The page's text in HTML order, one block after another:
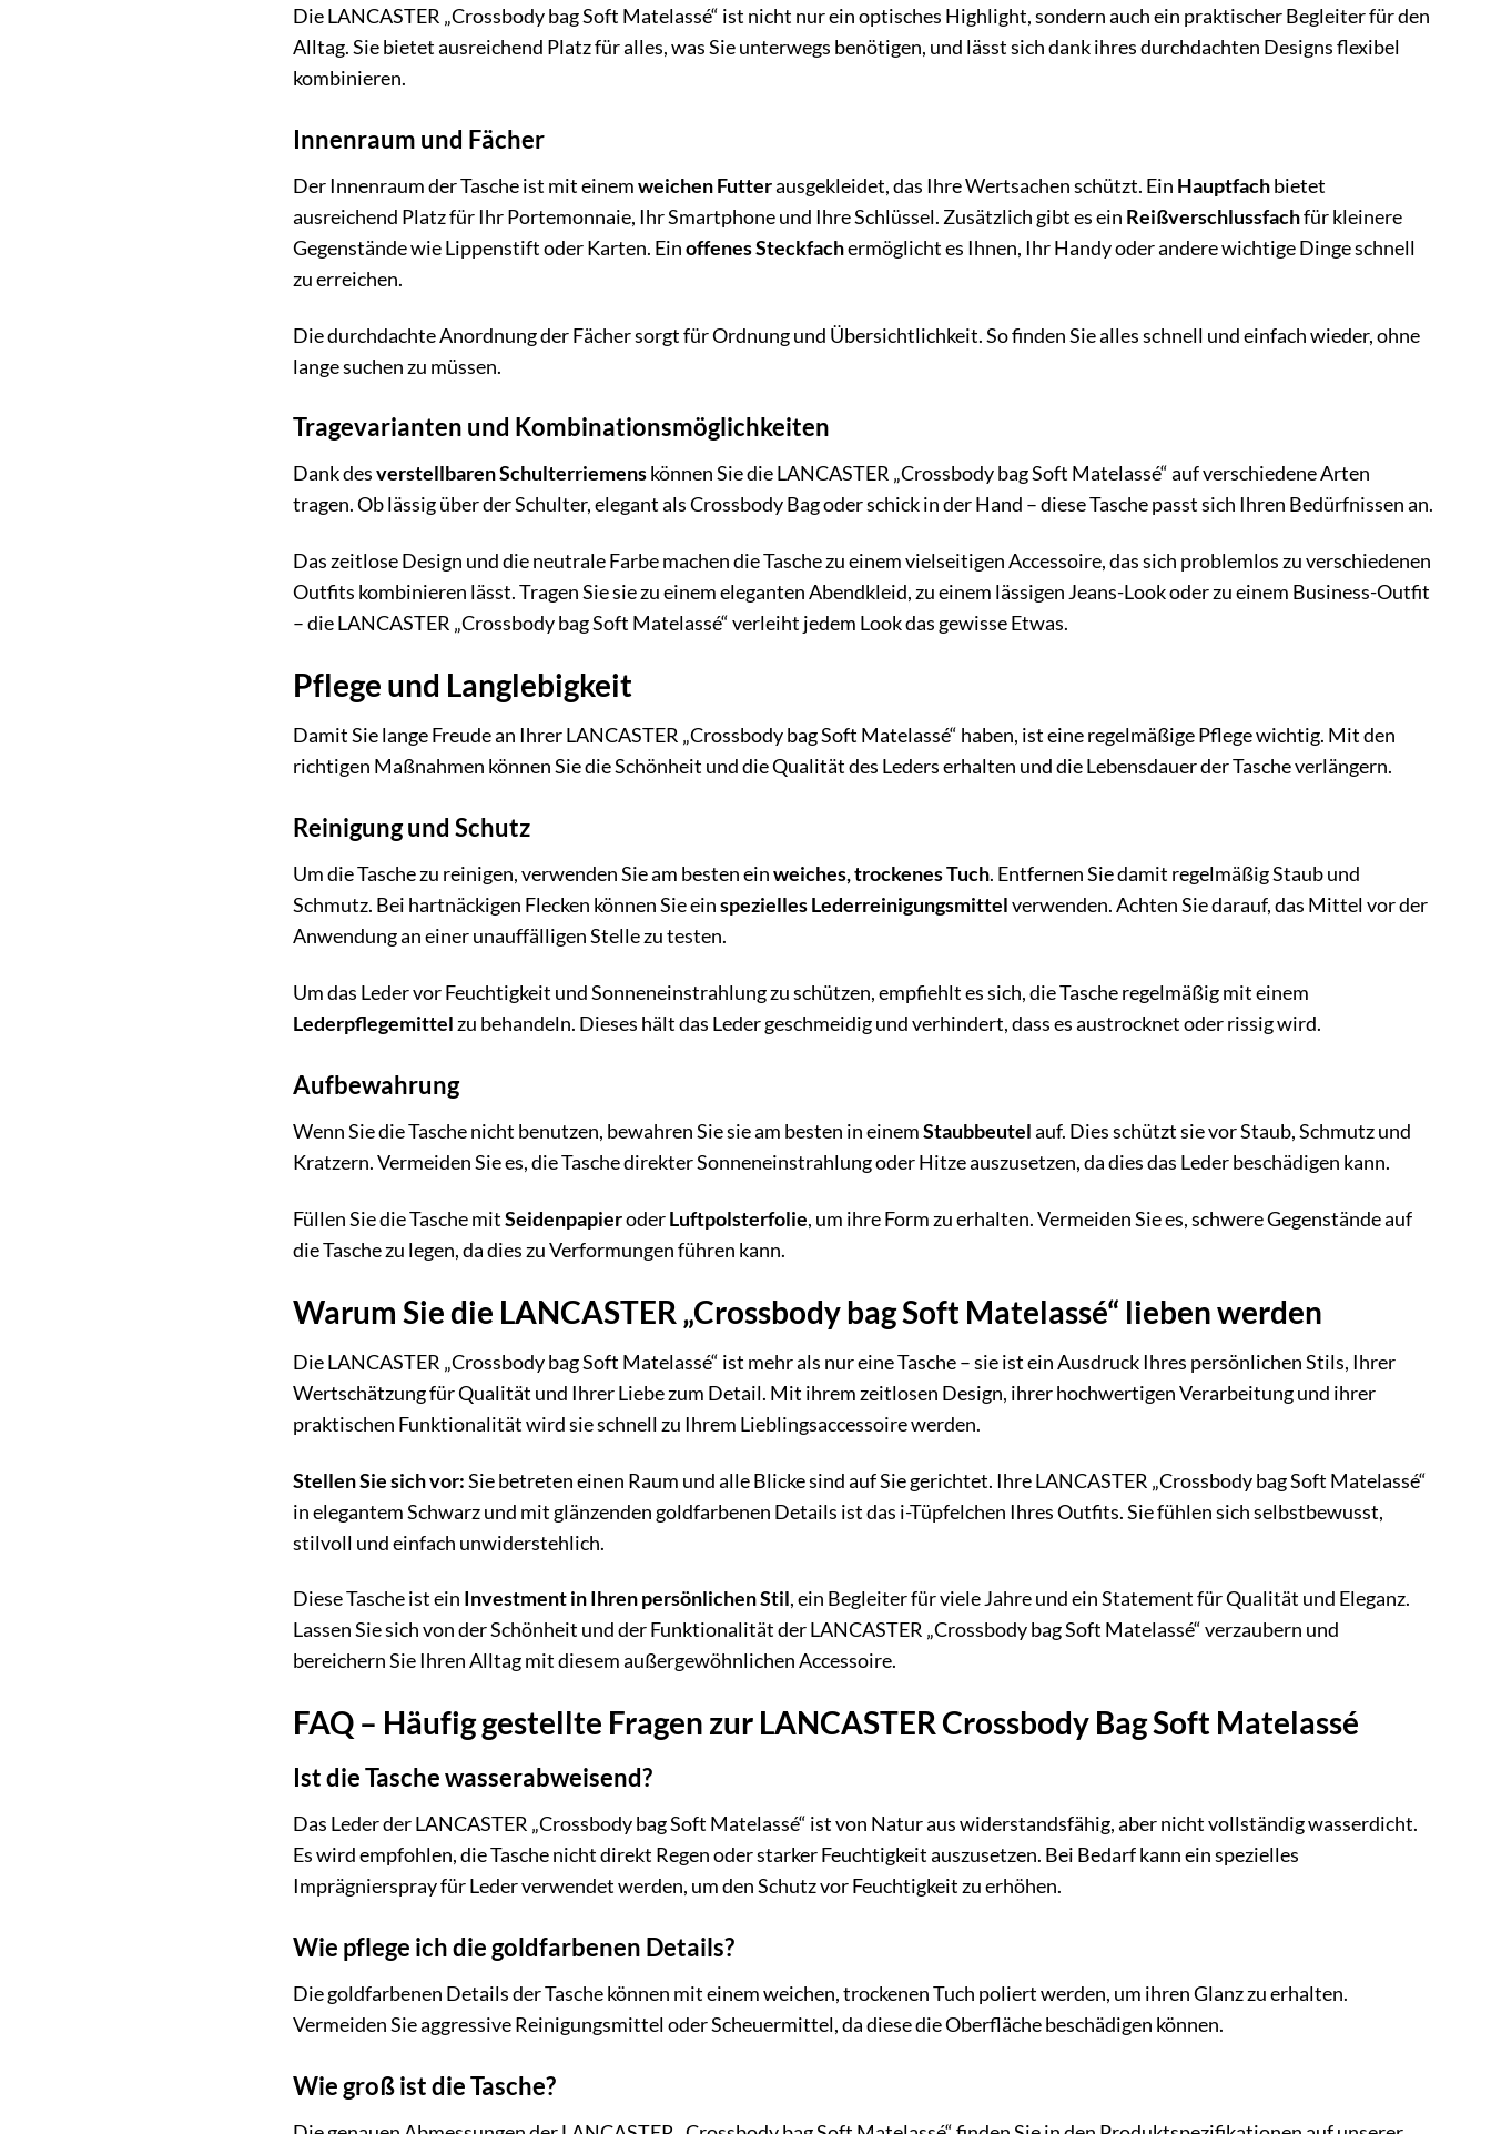
Die LANCASTER „Crossbody bag Soft Matelassé“ ist nicht nur ein optisches Highlight, sondern auch ein praktischer Begleiter für den
Alltag. Sie bietet ausreichend Platz für alles, was Sie unterwegs benötigen, und lässt sich dank ihres durchdachten Designs flexibel
kombinieren.
Innenraum und Fächer
Der Innenraum der Tasche ist mit einemweichen Futterausgekleidet, das Ihre Wertsachen schützt. Ein Hauptfachbietet
ausreichend Platz für Ihr Portemonnaie, Ihr Smartphone und Ihre Schlüssel. Zusätzlich gibt es ein Reißverschlussfachfür kleinere
Gegenstände wie Lippenstift oder Karten. Einoffenes Steckfachermöglicht es Ihnen, Ihr Handy oder andere wichtige Dinge schnell
zu erreichen.
Die durchdachte Anordnung der Fächer sorgt für Ordnung und Übersichtlichkeit. So finden Sie alles schnell und einfach wieder, ohne
lange suchen zu müssen.
Tragevarianten und Kombinationsmöglichkeiten
Dank desverstellbaren Schulterriemenskönnen Sie die LANCASTER „Crossbody bag Soft Matelassé“ auf verschiedene Arten
tragen. Ob lässig über der Schulter, elegant als Crossbody Bag oder schick in der Hand – diese Tasche passt sich Ihren Bedürfnissen an.
Das zeitlose Design und die neutrale Farbe machen die Tasche zu einem vielseitigen Accessoire, das sich problemlos zu verschiedenen
Outfits kombinieren lässt. Tragen Sie sie zu einem eleganten Abendkleid, zu einem lässigen Jeans-Look oder zu einem Business-Outfit
– die LANCASTER „Crossbody bag Soft Matelassé“ verleiht jedem Look das gewisse Etwas.
Pflege und Langlebigkeit
Damit Sie lange Freude an Ihrer LANCASTER „Crossbody bag Soft Matelassé“ haben, ist eine regelmäßige Pflege wichtig. Mit den
richtigen Maßnahmen können Sie die Schönheit und die Qualität des Leders erhalten und die Lebensdauer der Tasche verlängern.
Reinigung und Schutz
Um die Tasche zu reinigen, verwenden Sie am besten einweiches, trockenes Tuch. Entfernen Sie damit regelmäßig Staub und
Schmutz. Bei hartnäckigen Flecken können Sie einspezielles Lederreinigungsmittelverwenden. Achten Sie darauf, das Mittel vor der
Anwendung an einer unauffälligen Stelle zu testen.
Um das Leder vor Feuchtigkeit und Sonneneinstrahlung zu schützen, empfiehlt es sich, die Tasche regelmäßig mit einem
Lederpflegemittelzu behandeln. Dieses hält das Leder geschmeidig und verhindert, dass es austrocknet oder rissig wird.
Aufbewahrung
Wenn Sie die Tasche nicht benutzen, bewahren Sie sie am besten in einemStaubbeutelauf. Dies schützt sie vor Staub, Schmutz und
Kratzern. Vermeiden Sie es, die Tasche direkter Sonneneinstrahlung oder Hitze auszusetzen, da dies das Leder beschädigen kann.
Füllen Sie die Tasche mitSeidenpapieroderLuftpolsterfolie, um ihre Form zu erhalten. Vermeiden Sie es, schwere Gegenstände auf
die Tasche zu legen, da dies zu Verformungen führen kann.
Warum Sie die LANCASTER „Crossbody bag Soft Matelassé“ lieben werden
Die LANCASTER „Crossbody bag Soft Matelassé“ ist mehr als nur eine Tasche – sie ist ein Ausdruck Ihres persönlichen Stils, Ihrer
Wertschätzung für Qualität und Ihrer Liebe zum Detail. Mit ihrem zeitlosen Design, ihrer hochwertigen Verarbeitung und ihrer
praktischen Funktionalität wird sie schnell zu Ihrem Lieblingsaccessoire werden.
Stellen Sie sich vor:Sie betreten einen Raum und alle Blicke sind auf Sie gerichtet. Ihre LANCASTER „Crossbody bag Soft Matelassé“
in elegantem Schwarz und mit glänzenden goldfarbenen Details ist das i-Tüpfelchen Ihres Outfits. Sie fühlen sich selbstbewusst,
stilvoll und einfach unwiderstehlich.
Diese Tasche ist ein Investment in Ihren persönlichen Stil, ein Begleiter für viele Jahre und ein Statement für Qualität und Eleganz.
Lassen Sie sich von der Schönheit und der Funktionalität der LANCASTER „Crossbody bag Soft Matelassé“ verzaubern und
bereichern Sie Ihren Alltag mit diesem außergewöhnlichen Accessoire.
FAQ – Häufig gestellte Fragen zur LANCASTER Crossbody Bag Soft Matelassé
Ist die Tasche wasserabweisend?
Das Leder der LANCASTER „Crossbody bag Soft Matelassé“ ist von Natur aus widerstandsfähig, aber nicht vollständig wasserdicht.
Es wird empfohlen, die Tasche nicht direkt Regen oder starker Feuchtigkeit auszusetzen. Bei Bedarf kann ein spezielles
Imprägnierspray für Leder verwendet werden, um den Schutz vor Feuchtigkeit zu erhöhen.
Wie pflege ich die goldfarbenen Details?
Die goldfarbenen Details der Tasche können mit einem weichen, trockenen Tuch poliert werden, um ihren Glanz zu erhalten.
Vermeiden Sie aggressive Reinigungsmittel oder Scheuermittel, da diese die Oberfläche beschädigen können.
Wie groß ist die Tasche?